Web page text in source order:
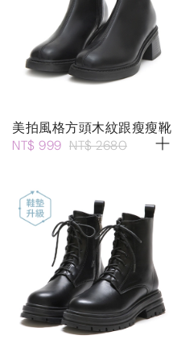
美拍風格方頭木紋跟瘦瘦靴
NT$ 999 NT$ 2680